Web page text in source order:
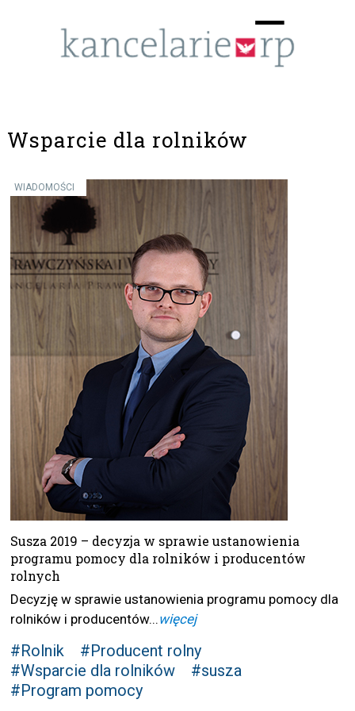
☰
Wsparcie dla rolników
WIADOMOŚCI
Susza 2019 – decyzja w sprawie ustanowienia
programu pomocy dla rolników i producentów
rolnych
Decyzję w sprawie ustanowienia programu pomocy dla
rolników i producentów...więcej
#Rolnik
#Producent rolny
#Wsparcie dla rolników
#susza
#Program pomocy